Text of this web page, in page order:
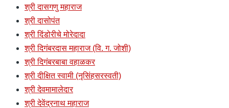
श्री दासगणु महाराज
श्री दासोपंत
श्री दिंडोरीचे मोरेदादा
श्री दिगंबरदास महाराज (वि. ग. जोशी)
श्री दिगंबरबाबा वहाळकर
श्री दीक्षित स्वामी (नृसिंहसरस्वती)
श्री देवमामालेदार
श्री देवेंद्रनाथ महाराज